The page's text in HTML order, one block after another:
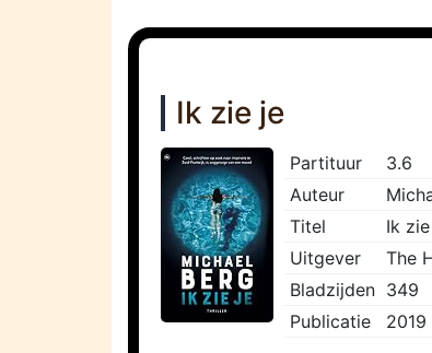
Ik zie je
Partituur
3.6
Auteur
Titel
Ik
Uitgever
The
Bladzijden 349
Publicatie
2019